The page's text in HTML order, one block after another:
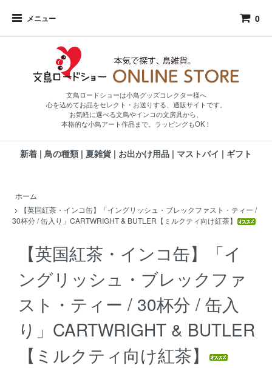
メニュー 0
文鳥ロードショーは小鳥グッズコレクター様へ
心を込めてお品をセレクト・お送りする、通販サイトです。
お気軽に選べる文鳥やインコの文房具から、
本格的な小鳥アート作品まで。ラッピングもOK！
新着 | 鳥の種類 | 夏雑貨 | お出かけ用品 | マストバイ | ギフト
ホーム
>
【英国紅茶・インコ缶】「イングリッシュ・ブレックファスト・ティー /
30杯分 / 缶入り」CARTWRIGHT & BUTLER【ミルクティ向け紅茶】
【英国紅茶・インコ缶】「イ
ングリッシュ・ブレックファ
スト・ティー / 30杯分 / 缶入
り」CARTWRIGHT & BUTLER
【ミルクティ向け紅茶】